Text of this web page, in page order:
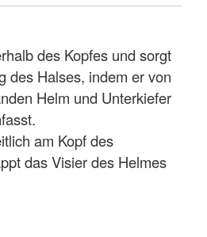
des Kopfes und sorgt
des Halses, indem er von
Helm und Unterkiefer
am Kopf des
das Visier des Helmes